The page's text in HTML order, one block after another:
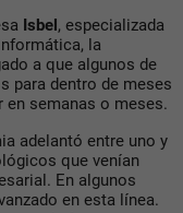
Isbel, especializada
la
a que algunos de
para dentro de meses
en semanas o meses.
adelantó entre uno y
que venían
En algunos
en esta línea.